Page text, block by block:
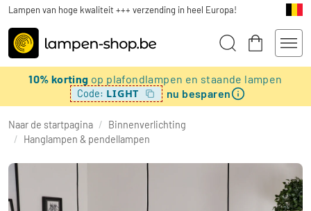
Lampen van hoge kwaliteit +++ verzending in heel Europa!
10% korting op plafondlampen en staande lampen
Code: LIGHT nu besparen
Naar de startpagina / Binnenverlichting
/ Hanglampen & pendellampen